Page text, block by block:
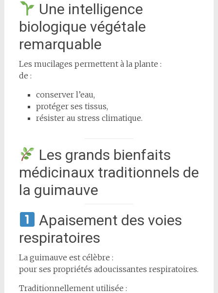
Une intelligence
biologique végétale
remarquable
Les mucilages permettent à la plante :
de :
conserver l’eau,
protéger ses tissus,
résister au stress climatique.
Les grands bienfaits
médicinaux traditionnels de
la guimauve
Apaisement des voies
respiratoires
La guimauve est célèbre :
pour ses propriétés adoucissantes respiratoires.
Traditionnellement utilisée :